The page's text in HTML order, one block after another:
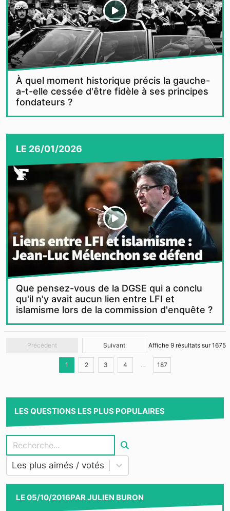
À quel moment historique précis la gauche-
a-t-elle cessée d'être fidèle à ses principes
fondateurs ?
LE 26/01/2026
Que pensez-vous de la DGSE qui a conclu
qu'il n'y avait aucun lien entre LFI et
islamisme lors de la commission d'enquête ?
Précédent Suivant Affiche 9 résultats sur1675
1 2 3 4 187
LES QUESTIONS LES PLUS POPULAIRES
Les plus aimés / votés
LE05/10/2016PARJULIEN BURON